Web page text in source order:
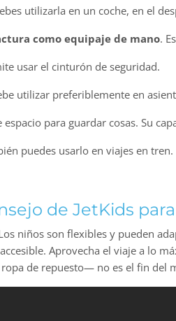
utilizarla en un coche, en el
como equipaje de mano.
usar el cinturón de seguridad.
utilizar preferiblemente en
espacio para guardar cosas. Su
puedes usarlo en viajes en tren.
de JetKids
Los niños son flexibles y pueden
Aprovecha el viaje a lo
de repuesto— no es el fin del